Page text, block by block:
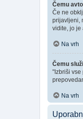
Čemu
Če ne
prijavljeni,
vidite, jo je
Na vrh
Čemu
"Izbriši vse
Na vrh